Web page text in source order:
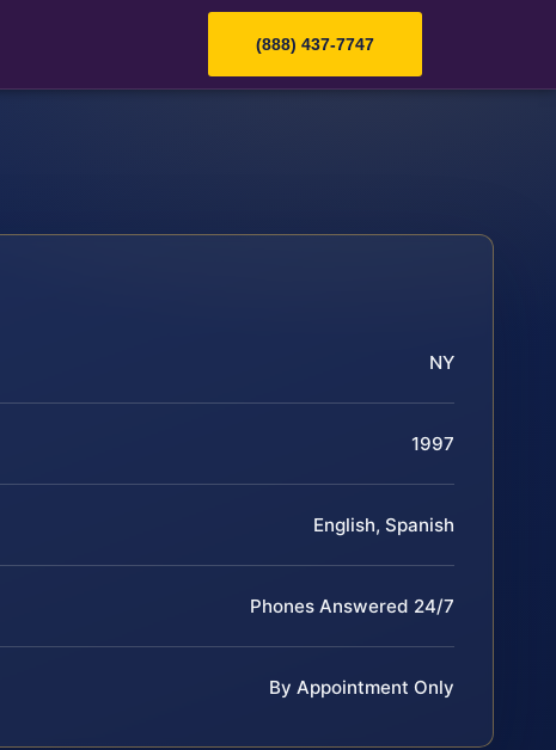
(888) 437-7747
NY
1997
English, Spanish
Phones Answered 24/7
By Appointment Only